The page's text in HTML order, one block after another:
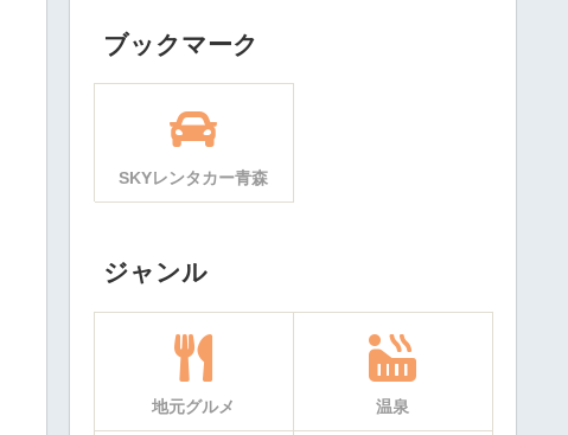
ブックマーク
SKYレンタカー青森
ジャンル
地元グルメ 温泉